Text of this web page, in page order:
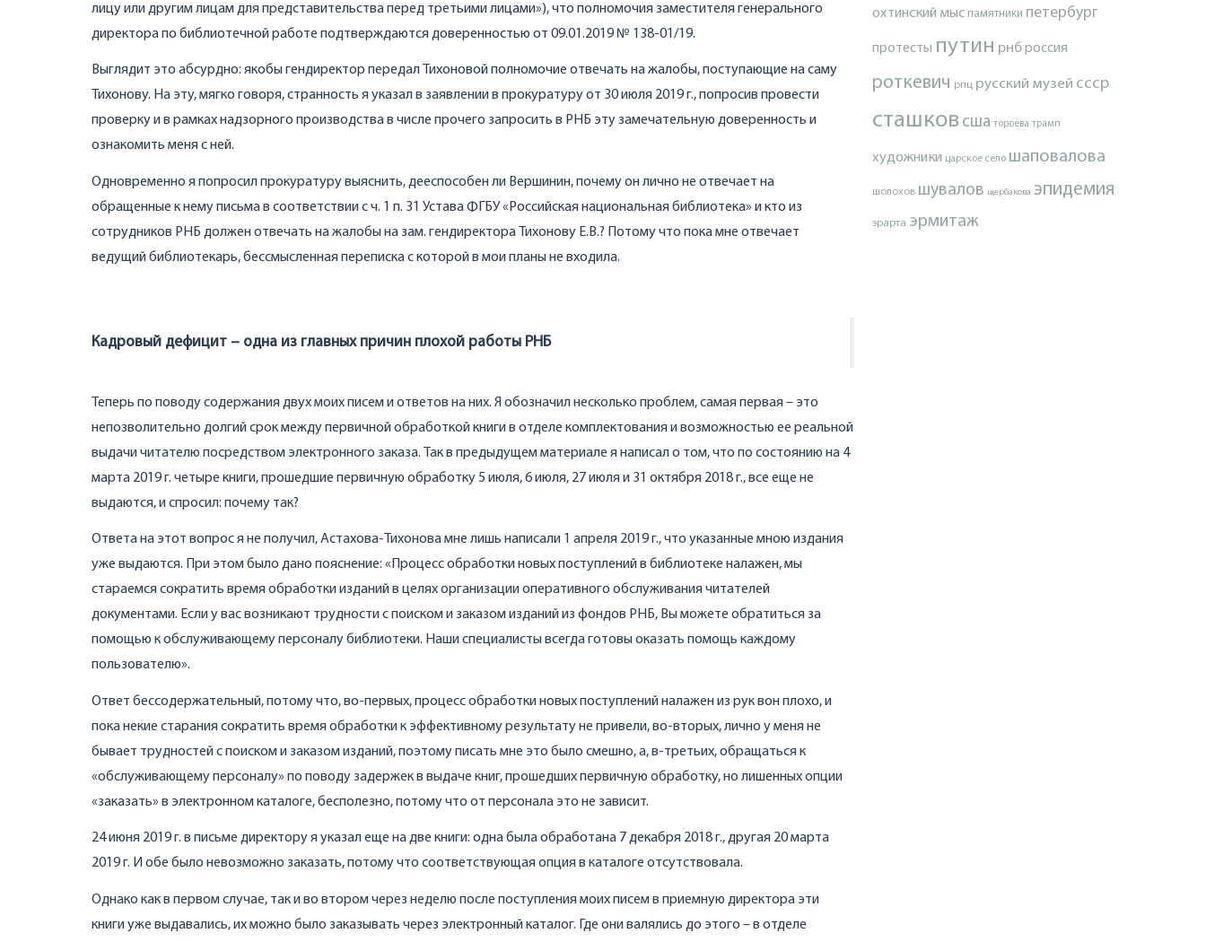
лицу или другим лицам для представительства перед третьими лицами»), что полномочия заместителя генерального
директора по библиотечной работе подтверждаются доверенностью от 09.01.2019 № 138-01/19.
Выглядит это абсурдно: якобы гендиректор передал Тихоновой полномочие отвечать на жалобы, поступающие на саму
Тихонову. На эту, мягко говоря, странность я указал в заявлении в прокуратуру от 30 июля 2019 г., попросив провести
проверку и в рамках надзорного производства в числе прочего запросить в РНБ эту замечательную доверенность и
ознакомить меня с ней.
Одновременно я попросил прокуратуру выяснить, дееспособен ли Вершинин, почему он лично не отвечает на
обращенные к нему письма в соответствии с ч. 1 п. 31 Устава ФГБУ «Российская национальная библиотека» и кто из
сотрудников РНБ должен отвечать на жалобы на зам. гендиректора Тихонову Е.В.? Потому что пока мне отвечает
ведущий библиотекарь, бессмысленная переписка с которой в мои планы не входила.
Кадровый дефицит – одна из главных причин плохой работы РНБ
Теперь по поводу содержания двух моих писем и ответов на них. Я обозначил несколько проблем, самая первая – это
непозволительно долгий срок между первичной обработкой книги в отделе комплектования и возможностью ее реальной
выдачи читателю посредством электронного заказа. Так в предыдущем материале я написал о том, что по состоянию на 4
марта 2019 г. четыре книги, прошедшие первичную обработку 5 июля, 6 июля, 27 июля и 31 октября 2018 г., все еще не
выдаются, и спросил: почему так?
Ответа на этот вопрос я не получил, Астахова-Тихонова мне лишь написали 1 апреля 2019 г., что указанные мною издания
уже выдаются. При этом было дано пояснение: «Процесс обработки новых поступлений в библиотеке налажен, мы
стараемся сократить время обработки изданий в целях организации оперативного обслуживания читателей
документами. Если у вас возникают трудности с поиском и заказом изданий из фондов РНБ, Вы можете обратиться за
помощью к обслуживающему персоналу библиотеки. Наши специалисты всегда готовы оказать помощь каждому
пользователю».
Ответ бессодержательный, потому что, во-первых, процесс обработки новых поступлений налажен из рук вон плохо, и
пока некие старания сократить время обработки к эффективному результату не привели, во-вторых, лично у меня не
бывает трудностей с поиском и заказом изданий, поэтому писать мне это было смешно, а, в-третьих, обращаться к
«обслуживающему персоналу» по поводу задержек в выдаче книг, прошедших первичную обработку, но лишенных опции
«заказать» в электронном каталоге, бесполезно, потому что от персонала это не зависит.
24 июня 2019 г. в письме директору я указал еще на две книги: одна была обработана 7 декабря 2018 г., другая 20 марта
2019 г. И обе было невозможно заказать, потому что соответствующая опция в каталоге отсутствовала.
Однако как в первом случае, так и во втором через неделю после поступления моих писем в приемную директора эти
книги уже выдавались, их можно было заказывать через электронный каталог. Где они валялись до этого – в отделе
охтинский мыс памятники петербург
протесты путин рнброссия
роткевич рпц русский музей ссср
сташков сша тороева трамп
художники царское село шаповалова
шолохов шувалов щербакова эпидемия
эрарта эрмитаж